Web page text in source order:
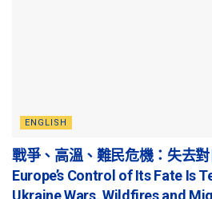
ENGLISH
戰爭、高溫、難民危機：失去
Europe’s Control of Its Fate Is
Ukraine Wars, Wildfires and